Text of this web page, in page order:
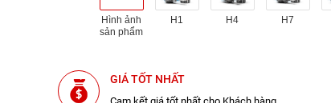
Hình ảnh
sản phẩm
H1 H4 H7
GIÁ TỐT NHẤT